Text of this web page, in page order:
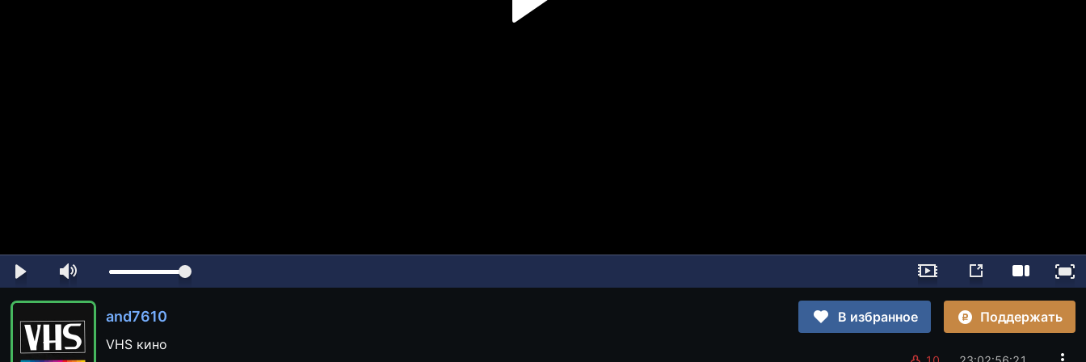
and7610 В избранное
Поддержать
VHS кино